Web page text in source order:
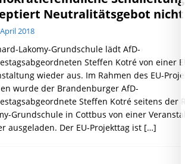
Neutralitätsgebot nicht
2018
Lakomy-Grundschule lädt AfD-
Steffen Kotré von einer
wieder aus. Im Rahmen des EU-
wurde der Brandenburger AfD-
Steffen Kotré seitens der
Grundschule in Cottbus von einer
ausgeladen. Der EU-Projekttag ist […]
CDU & Ampel
der Wahl wieder
einfliegen: Zeit für
Asylmoratorium!
Die Bundesregierung und die